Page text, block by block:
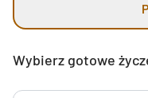
Wybierz gotowe